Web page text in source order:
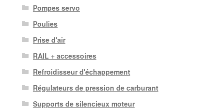
Pompes servo
Poulies
Prise d'air
RAIL + accessoires
Refroidisseur d'échappement
Régulateurs de pression de carburant
Supports de silencieux moteur